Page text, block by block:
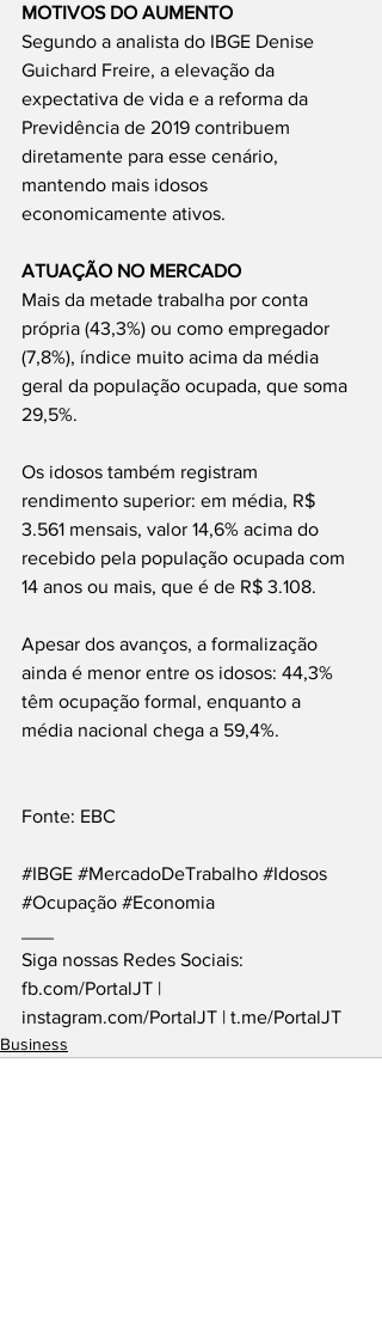
MOTIVOS DO AUMENTO
Segundo a analista do IBGE Denise
Guichard Freire, a elevação da
expectativa de vida e a reforma da
Previdência de 2019 contribuem
diretamente para esse cenário,
mantendo mais idosos
economicamente ativos.
ATUAÇÃO NO MERCADO
Mais da metade trabalha por conta
própria (43,3%) ou como empregador
(7,8%), índice muito acima da média
geral da população ocupada, que soma
29,5%.
Os idosos também registram
rendimento superior: em média, R$
3.561 mensais, valor 14,6% acima do
recebido pela população ocupada com
14 anos ou mais, que é de R$ 3.108.
Apesar dos avanços, a formalização
ainda é menor entre os idosos: 44,3%
têm ocupação formal, enquanto a
média nacional chega a 59,4%.
Fonte: EBC
#IBGE #MercadoDeTrabalho #Idosos
#Ocupação #Economia
Siga nossas Redes Sociais:
fb.com/PortalJT |
instagram.com/PortalJT | t.me/PortalJT
Business